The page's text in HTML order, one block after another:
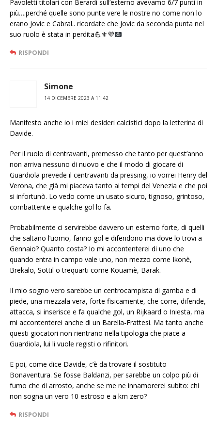
Pavoletti titolari con Berardi sull’esterno avevamo 6/7 punti in
più….perché quelle sono punte vere le nostre no come non lo
erano Jovic e Cabral.. ricordate che Jovic da seconda punta nel
suo ruolo è stata in perdita💪⚜️💜
RISPONDI
Simone
14 DICEMBRE 2023 A 11:42
Manifesto anche io i miei desideri calcistici dopo la letterina di
Davide.
Per il ruolo di centravanti, premesso che tanto per quest’anno
non arriva nessuno di nuovo e che il modo di giocare di
Guardiola prevede il centravanti da pressing, io vorrei Henry del
Verona, che già mi piaceva tanto ai tempi del Venezia e che poi
si infortunò. Lo vedo come un usato sicuro, tignoso, grintoso,
combattente e qualche gol lo fa.
Probabilmente ci servirebbe davvero un esterno forte, di quelli
che saltano l’uomo, fanno gol e difendono ma dove lo trovi a
Gennaio? Quanto costa? Io mi accontenterei di uno che
quando entra in campo vale uno, non mezzo come Ikonè,
Brekalo, Sottil o trequarti come Kouamè, Barak.
Il mio sogno vero sarebbe un centrocampista di gamba e di
piede, una mezzala vera, forte fisicamente, che corre, difende,
attacca, si inserisce e fa qualche gol, un Rijkaard o Iniesta, ma
mi accontenterei anche di un Barella-Frattesi. Ma tanto anche
questi giocatori non rientrano nella tipologia che piace a
Guardiola, lui li vuole registi o rifinitori.
E poi, come dice Davide, c’è da trovare il sostituto
Bonaventura. Se fosse Baldanzi, per sarebbe un colpo più di
fumo che di arrosto, anche se me ne innamorerei subito: chi
non sogna un vero 10 estroso e a km zero?
RISPONDI